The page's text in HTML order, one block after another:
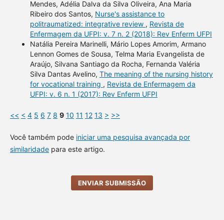
Mendes, Adélia Dalva da Silva Oliveira, Ana Maria
Ribeiro dos Santos, Nurse's assistance to
politraumatized: integrative review , Revista de
Enfermagem da UFPI: v. 7 n. 2 (2018): Rev Enferm UFPI
Natália Pereira Marinelli, Mário Lopes Amorim, Armano
Lennon Gomes de Sousa, Telma Maria Evangelista de
Araújo, Silvana Santiago da Rocha, Fernanda Valéria
Silva Dantas Avelino, The meaning of the nursing history
for vocational training , Revista de Enfermagem da
UFPI: v. 6 n. 1 (2017): Rev Enferm UFPI
<< < 4 5 6 7 8 9 10 11 12 13 > >>
Você também pode iniciar uma pesquisa avançada por
similaridadepara este artigo.
ENVIAR SUBMISSÃO